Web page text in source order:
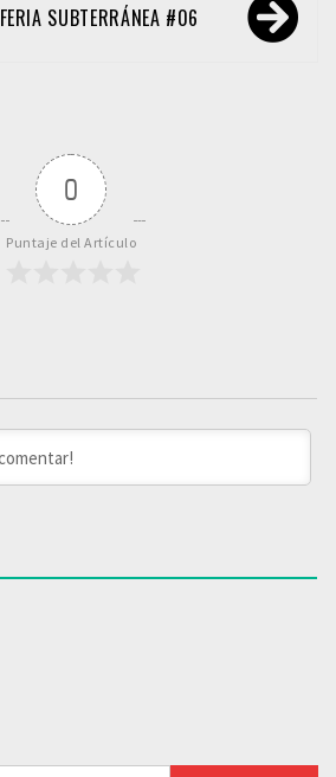
FERIA SUBTERRÁNEA #06
0
Puntaje del Artículo